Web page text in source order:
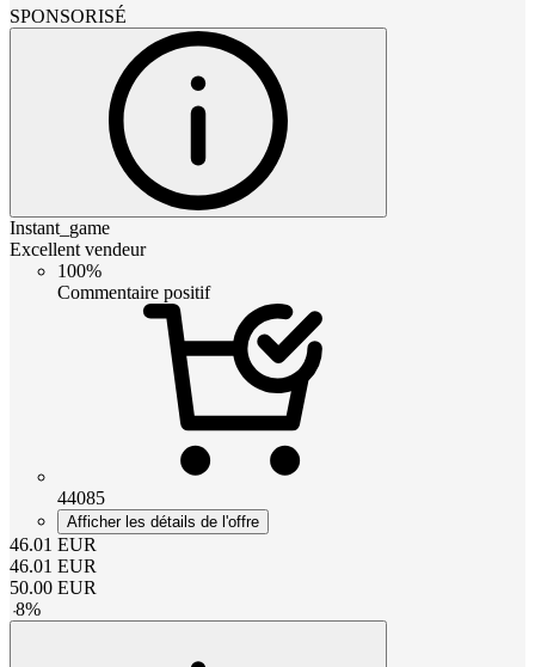
SPONSORISÉ
Instant_game
Excellent vendeur
100%
Commentaire positif
44085
Afficher les détails de l'offre
46.01 EUR
46.01 EUR
50.00 EUR
-8%